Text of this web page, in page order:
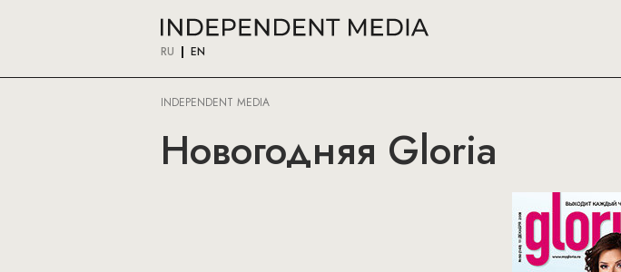
RU EN
INDEPENDENT MEDIA
Новогодняя Gloria